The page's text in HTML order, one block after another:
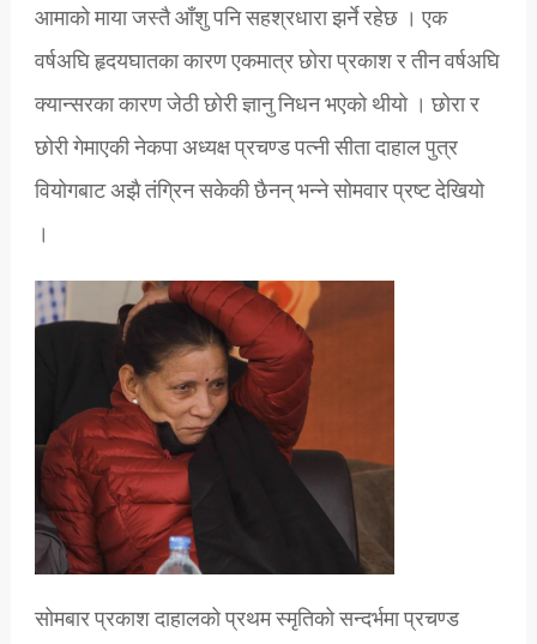
आमाको माया जस्तै आँशु पनि सहश्रधारा झर्ने रहेछ । एक
वर्षअघि हृदयघातका कारण एकमात्र छोरा प्रकाश र तीन वर्षअघि
क्यान्सरका कारण जेठी छोरी ज्ञानु निधन भएको थीयो । छोरा र
छोरी गेमाएकी नेकपा अध्यक्ष प्रचण्ड पत्नी सीता दाहाल पुत्र
वियोगबाट अझै तंग्रिन सकेकी छैनन् भन्ने सोमवार प्रष्ट देखियो
।
सोमबार प्रकाश दाहालको प्रथम स्मृतिको सन्दर्भमा प्रचण्ड